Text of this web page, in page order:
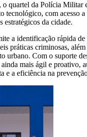
o quartel da Polícia Militar
tecnológico, com acesso a
estratégicos da cidade.
a identificação rápida de
práticas criminosas,
urbano. Com o suporte
mais ágil e proativo,
e a eficiência na